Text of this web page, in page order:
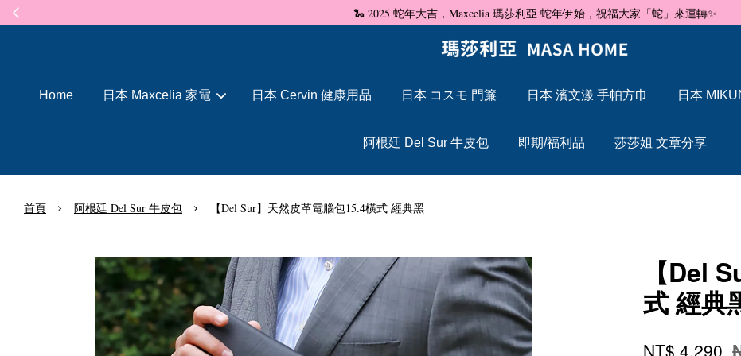
🐍 2025 蛇年大吉，Maxcelia 瑪莎利亞 蛇年伊始，祝福大家「蛇」來運轉✨
Home 日本 Maxcelia 家電 日本 Cervin 健康用品 日本 コスモ 門簾 日本 濱文漾 手帕方巾 日本
阿根廷 Del Sur 牛皮包 即期/福利品 莎莎姐 文章分享
首頁 › 阿根廷 Del Sur 牛皮包 › 【Del Sur】天然皮革電腦包15.4橫式 經典黑
【Del
式 經典
NT$ 4,290
您的購物車目前還是空的。